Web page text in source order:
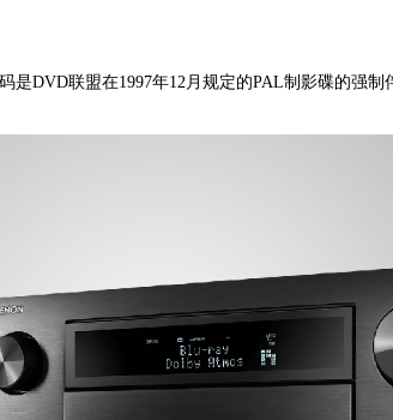
DVD联盟在1997年12月规定的PAL制影碟的强